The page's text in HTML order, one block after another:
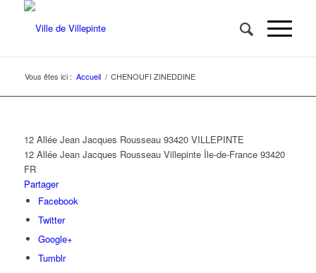
Vous êtes ici : Accueil / CHENOUFI ZINEDDINE
12 Allée Jean Jacques Rousseau 93420 VILLEPINTE
12 Allée Jean Jacques Rousseau Villepinte Île-de-France 93420
FR
Partager
Facebook
Twitter
Google+
Tumblr